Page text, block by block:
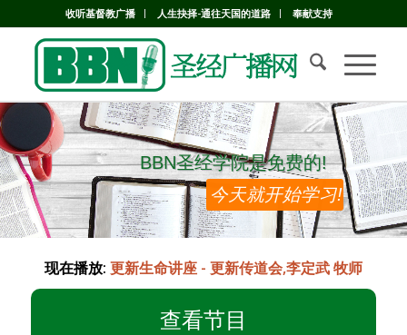
收听基督教广播 人生抉择-通往天国的道路 奉献支持
BBN圣经学院是免费的!
BBN圣经学院是免费的!
今天就开始学习!
现在播放: 更新生命讲座 - 更新传道会,李定武 牧师
查看节目